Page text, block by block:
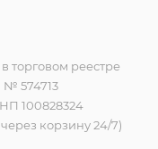
торговом реестре
№ 574713
100828324
корзину 24/7)